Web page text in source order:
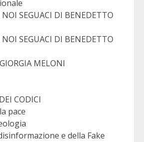
SEGUACI DI BENEDETTO
SEGUACI DI BENEDETTO
MELONI
CODICI
pace
e della Fake